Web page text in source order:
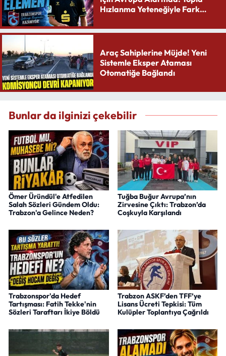
Hızlanma Yeteneğiyle Fark
Araç Sahiplerine Müjde! Yeni
Sistemle Eksper Ataması
Otomatiğe Bağlandı
Bunlar da ilginizi çekebilir
Ömer Üründül'e Atfedilen
Salah Sözleri Gündem Oldu:
Trabzon'a Gelince Neden?
Tuğba Buğur Avrupa’nın
Zirvesine Çıktı: Trabzon’da
Coşkuyla Karşılandı
Trabzonspor'da Hedef
Tartışması: Fatih Tekke'nin
Sözleri Taraftarı İkiye Böldü
Trabzon ASKF’den TFF’ye
Lisans Ücreti Tepkisi: Tüm
Kulüpler Toplantıya Çağrıldı